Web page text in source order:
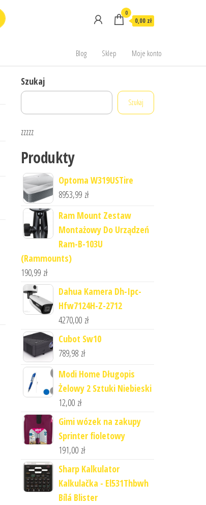
0
0,00 zł
Blog Sklep Moje konto
Szukaj
Szukaj
zzzzz
Produkty
Optoma W319USTire
8953,99 zł
Ram Mount Zestaw
Montażowy Do Urządzeń
Ram-B-103U
(Rammounts)
190,99 zł
Dahua Kamera Dh-Ipc-
Hfw7124H-Z-2712
4270,00 zł
Cubot Sw10
789,98 zł
Modi Home Długopis
Żelowy 2 Sztuki Niebieski
12,00 zł
Gimi wózek na zakupy
Sprinter fioletowy
191,00 zł
Sharp Kalkulator
Kalkulačka - El531Thbwh
Bílá Blister